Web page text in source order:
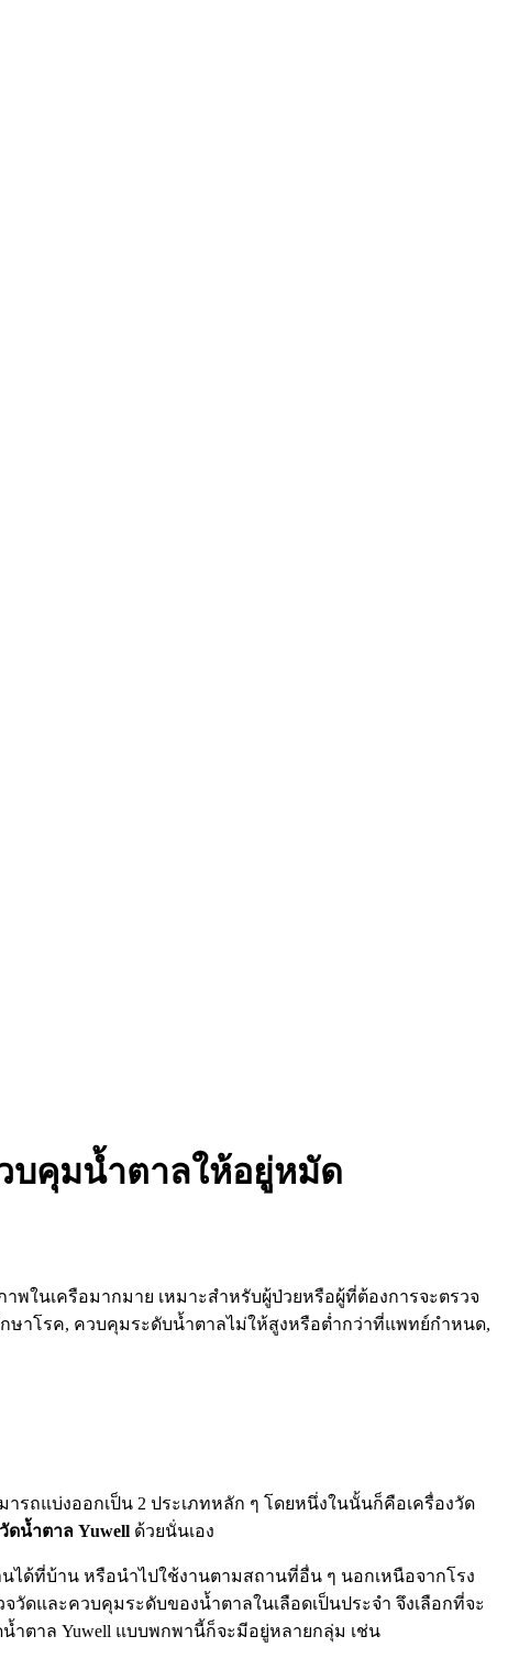
บคุมน้ำตาลให้อยู่หมัด
ในเครือมากมาย เหมาะสำหรับผู้ป่วยหรือผู้ที่ต้องการจะตรวจ
กษาโรค, ควบคุมระดับน้ำตาลไม่ให้สูงหรือต่ำกว่าที่แพทย์กำหนด,
รถแบ่งออกเป็น 2 ประเภทหลัก ๆ โดยหนึ่งในนั้นก็คือเครื่องวัด
ดน้ำตาล Yuwell ด้วยนั่นเอง
ได้ที่บ้าน หรือนำไปใช้งานตามสถานที่อื่น ๆ นอกเหนือจากโรง
ดและควบคุมระดับของน้ำตาลในเลือดเป็นประจำ จึงเลือกที่จะ
ำตาล Yuwell แบบพกพานี้ก็จะมีอยู่หลายกลุ่ม เช่น